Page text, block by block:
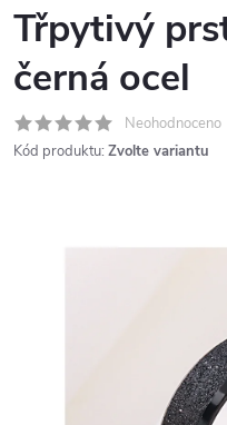
Třpytivý
černá ocel
Neohodnoceno
Kód produktu: Zvolte variantu